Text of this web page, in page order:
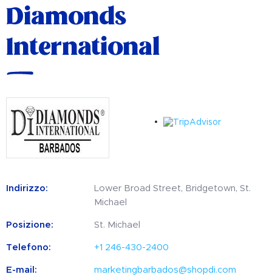
Diamonds
International
Indirizzo:
Lower Broad Street, Bridgetown, St.
Michael
Posizione: St. Michael
Telefono: +1 246-430-2400
E-mail: marketingbarbados@shopdi.com